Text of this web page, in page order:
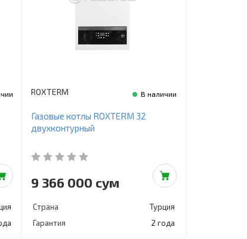
В наличии
ROXTERM
Газовые котлы ROXTERM 32
двухконтурный
9 366 000 сум
Страна
Турция
Гарантия
2 года